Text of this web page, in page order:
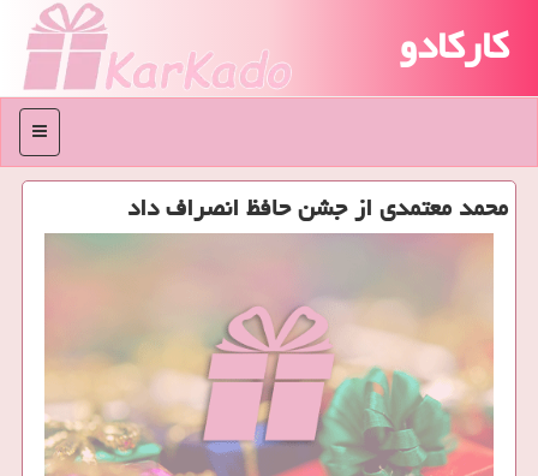
کارکادو
منو
محمد معتمدی از جشن حافظ انصراف داد